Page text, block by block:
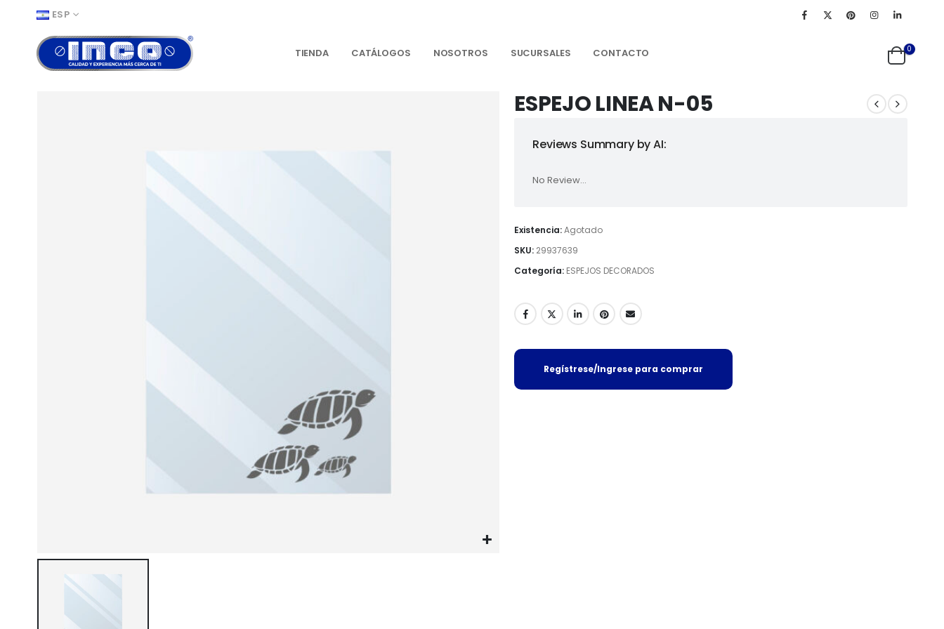
ESP
TIENDA CATÁLOGOS NOSOTROS SUCURSALES CONTACTO 0
ESPEJO LINEA N-05
Reviews Summary by AI:
No Review...
Existencia:Agotado
SKU: 29937639
Categoría: ESPEJOS DECORADOS
Regístrese/Ingrese para comprar